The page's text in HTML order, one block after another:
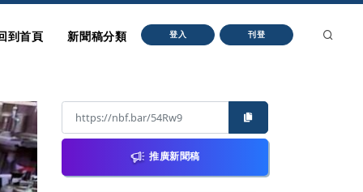
到首頁 新聞稿分類 登入 刊登
推廣新聞稿